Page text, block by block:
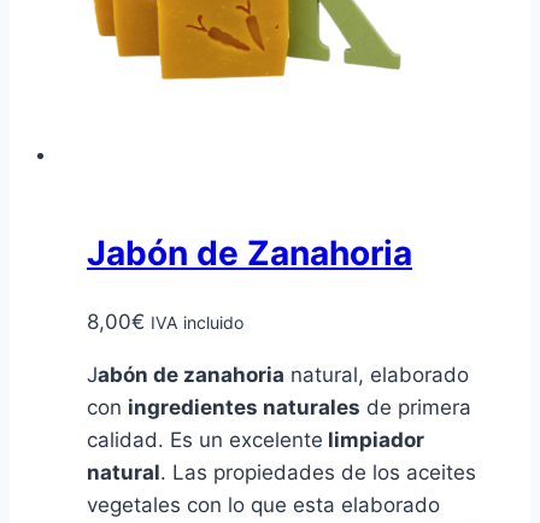
Jabón de Zanahoria
8,00€ IVA incluido
Jabón de zanahoria natural, elaborado
con ingredientes naturales de primera
calidad. Es un excelente limpiador
natural. Las propiedades de los aceites
vegetales con lo que esta elaborado